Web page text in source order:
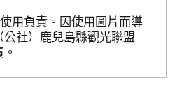
用負責。因使用圖片而導
社）鹿兒島縣觀光聯盟